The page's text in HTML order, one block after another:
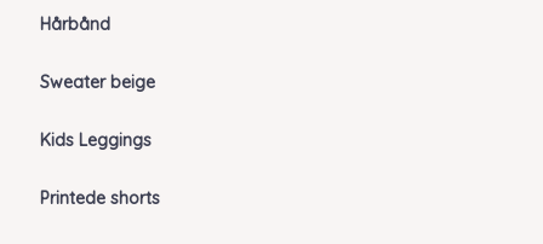
Hårbånd
Sweater beige
Kids Leggings
Printede shorts